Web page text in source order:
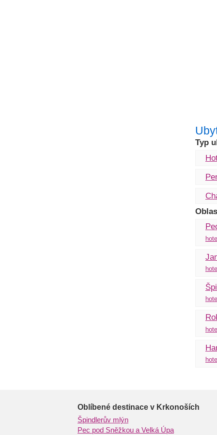
Typ
Oblíbené destinace v Krkonoších
Špindlerův mlýn
Pec pod Sněžkou a Velká Úpa